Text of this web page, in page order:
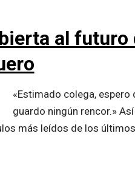
al
«Estimado colega,
guardo ningún rencor.»
más leídos de los